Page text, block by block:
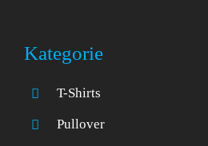
Kategorie
T-Shirts
Pullover